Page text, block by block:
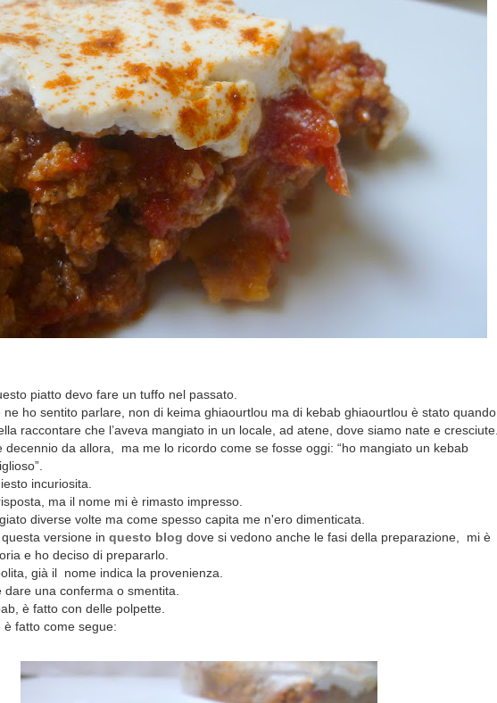
piatto devo fare un tuffo nel passato.
ne ho sentito parlare, non di keima ghiaourtlou ma di kebab ghiaourtlou è stato quando
raccontare che l’aveva mangiato in un locale, ad atene, dove siamo nate e cresciute.
decennio da allora,
ma me lo ricordo come se fosse oggi: “ho mangiato un kebab
incuriosita.
ma il nome mi è rimasto impresso.
diverse volte ma come spesso capita me n'ero dimenticata.
versione in questo blog dove si vedono anche le fasi della preparazione, mi è
e ho deciso di prepararlo.
già il
nome indica la provenienza.
dare una conferma o smentita.
è fatto con delle polpette.
è fatto come segue: